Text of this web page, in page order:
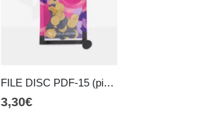
FILE DISC PDF-15 (piccolo)
3,30€